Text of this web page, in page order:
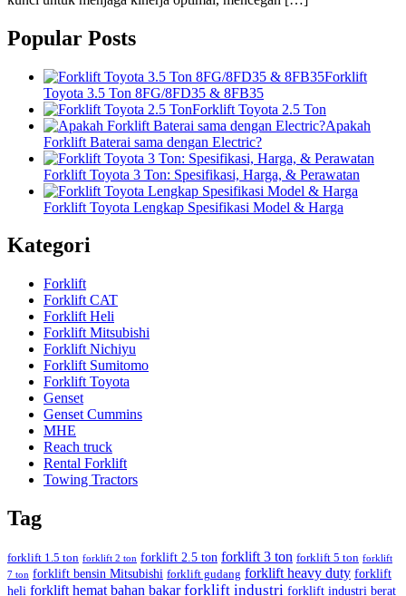
Popular Posts
Forklift
Toyota 3.5 Ton 8FG/8FD35 & 8FB35
Forklift Toyota 2.5 Ton
Apakah
Forklift Baterai sama dengan Electric?
Forklift Toyota 3 Ton: Spesifikasi, Harga, & Perawatan
Forklift Toyota Lengkap Spesifikasi Model & Harga
Kategori
Forklift
Forklift CAT
Forklift Heli
Forklift Mitsubishi
Forklift Nichiyu
Forklift Sumitomo
Forklift Toyota
Genset
Genset Cummins
MHE
Reach truck
Rental Forklift
Towing Tractors
Tag
forklift 1.5 ton forklift 2 ton forklift 2.5 ton forklift 3 ton forklift 5 ton forklift
7 ton forklift bensin Mitsubishi forklift gudang forklift heavy duty forklift
heli forklift hemat bahan bakar forklift industri forklift industri berat